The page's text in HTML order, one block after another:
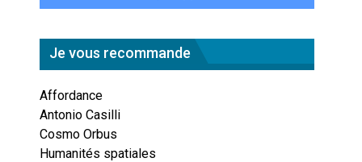
Je vous recommande
Affordance
Antonio Casilli
Cosmo Orbus
Humanités spatiales